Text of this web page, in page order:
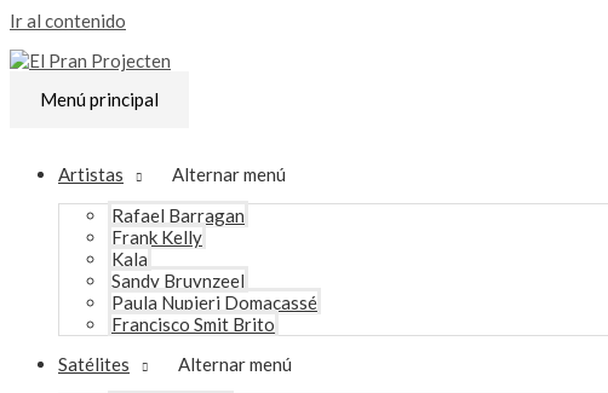
Ir al contenido
Menú principal
Artistas
Alternar menú
Rafael Barragan
Frank Kelly
Kala
Sandy Bruynzeel
Paula Nupieri Domacassé
Francisco Smit Brito
Satélites
Alternar menú